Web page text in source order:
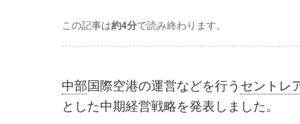
記
事
シ
ェ
事
シ
ェ
この記事は約4分で読み終わります。
中部国際空港の運営などを行うセントレ
とした中期経営戦略を発表しました。